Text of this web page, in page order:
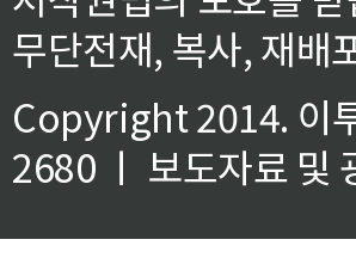
무단전재, 복사, 재배
Copyright 2014. 이
2680 ㅣ 보도자료